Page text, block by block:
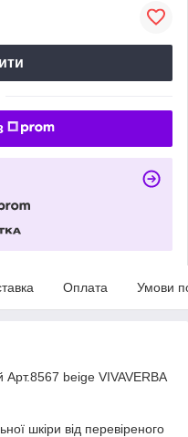
Оплата Умови
beige VIVAVERBA
шкіри від перевіреного